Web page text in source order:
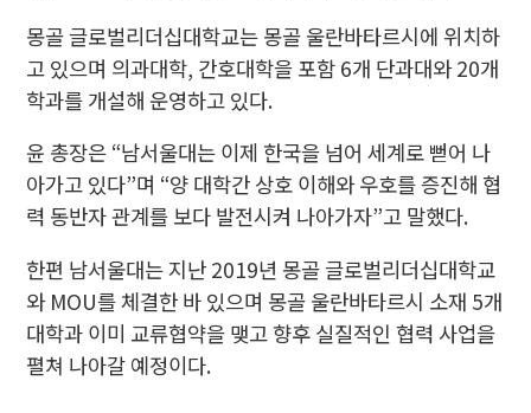
몽골 글로벌리더십대학교는 몽골 울란바타르시에 위치하
고 있으며 의과대학, 간호대학을 포함 6개 단과대와 20개
학과를 개설해 운영하고 있다.
윤 총장은 “남서울대는 이제 한국을 넘어 세계로 뻗어 나
아가고 있다”며 “양 대학간 상호 이해와 우호를 증진해 협
력 동반자 관계를 보다 발전시켜 나아가자”고 말했다.
한편 남서울대는 지난 2019년 몽골 글로벌리더십대학교
와 MOU를 체결한 바 있으며 몽골 울란바타르시 소재 5개
대학과 이미 교류협약을 맺고 향후 실질적인 협력 사업을
펼쳐 나아갈 예정이다.